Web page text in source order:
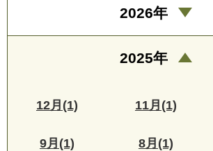
2026年
2025年
12月(1) 11月(1)
9月(1) 8月(1)